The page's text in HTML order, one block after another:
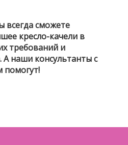
всегда сможете
кресло-качели в
требований и
наши консультанты с
помогут!